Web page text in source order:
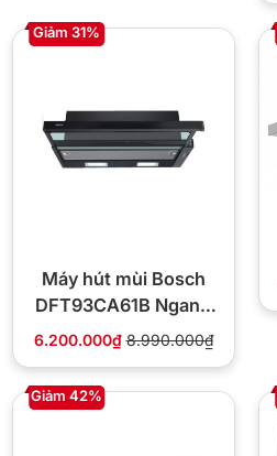
Giảm 31%
Máy hút mùi Bosch
DFT93CA61B Ngang
90 cm
6.200.000₫ 8.990.000₫
Giảm 42%